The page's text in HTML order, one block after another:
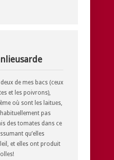
de mes bacs (ceux
et les poivrons),
où sont les laitues,
pas
des tomates dans ce
qu’elles
et elles ont produit